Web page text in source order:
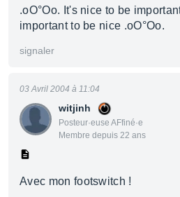
.oO°Oo. It's nice to be
important to be nice .oO°Oo.
signaler
witjinh
Posteur·euse AFfiné·e
Membre depuis 22 ans
03 Avril 2004 à 11:04
Avec mon footswitch !